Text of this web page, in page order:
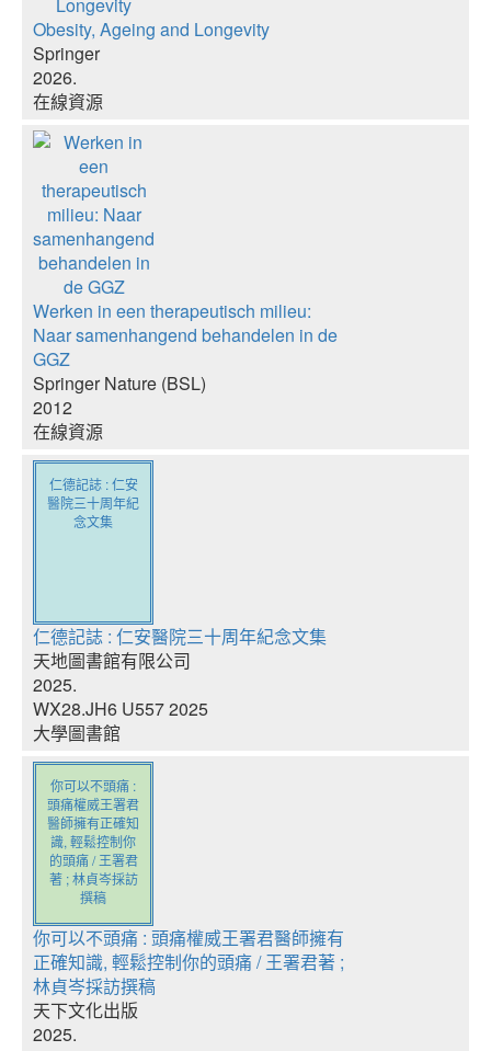
Obesity, Ageing and Longevity
Springer
2026.
在線資源
Werken in een therapeutisch milieu:
Naar samenhangend behandelen in de
GGZ
Springer Nature (BSL)
2012
在線資源
仁德記誌 : 仁安
醫院三十周年紀
念文集
仁德記誌 : 仁安醫院三十周年紀念文集
天地圖書館有限公司
2025.
WX28.JH6 U557 2025
大學圖書館
你可以不頭痛 :
頭痛權威王署君
醫師擁有正確知
識, 輕鬆控制你
的頭痛 / 王署君
著 ; 林貞岑採訪
撰稿
你可以不頭痛 : 頭痛權威王署君醫師擁有
正確知識, 輕鬆控制你的頭痛 / 王署君著 ;
林貞岑採訪撰稿
天下文化出版
2025.